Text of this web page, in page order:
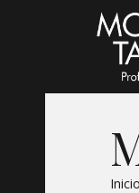
Inicio